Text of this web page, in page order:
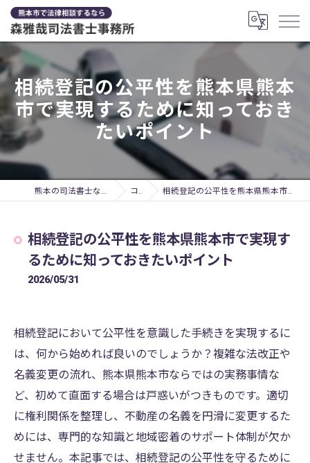
相続登記の公平性を熊本県熊本
市で実現するために知っておき
たいポイント
熊本の司法書士なら森雅哉司法書士事務所 コラム 相続登記の公平性を熊本県熊本市で実現するために知っておきたいポイント
相続登記の公平性を熊本県熊本市で実現す
るために知っておきたいポイント
2026/05/31
相続登記において公平性を意識した手続きを実現するに
は、何から始めれば良いのでしょうか？複雑な法改正や
名義変更の流れ、熊本県熊本市ならではの実務事情な
ど、初めて直面する場合は戸惑いがつきものです。適切
に権利関係を整理し、不動産の名義を円滑に変更するた
めには、専門的な知識と地域密着のサポート体制が欠か
せません。本記事では、相続登記の公平性を守るために